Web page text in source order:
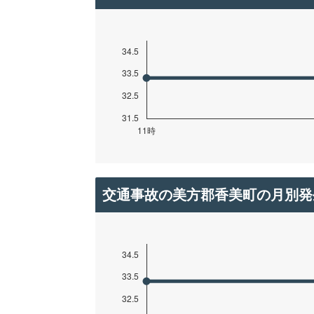
交通事故の美方郡香美町の月別